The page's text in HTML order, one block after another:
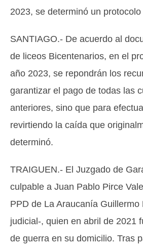
2023, se determinó un
SANTIAGO.- De acuerdo al
de liceos Bicentenarios, en el
año 2023, se repondrán los
garantizar el pago de todas las
anteriores, sino que para
revirtiendo la caída que
determinó.
TRAIGUEN.- El Juzgado de
culpable a Juan Pablo Pirce
PPD de La Araucanía
judicial-, quien en abril de 2021
de guerra en su domicilio. Tras